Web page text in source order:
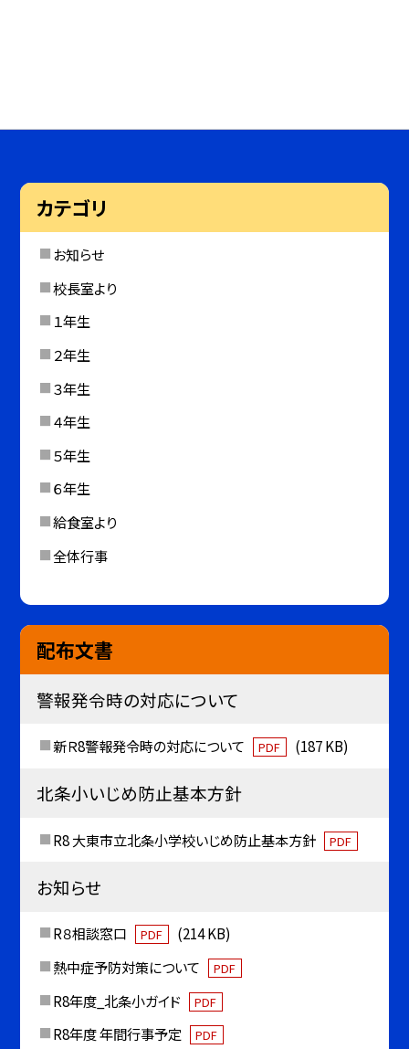
カテゴリ
お知らせ
校長室より
１年生
２年生
３年生
４年生
５年生
６年生
給食室より
全体行事
配布文書
警報発令時の対応について
新Ｒ8警報発令時の対応について PDF (187 KB)
北条小いじめ防止基本方針
R8 大東市立北条小学校いじめ防止基本方針 PDF
お知らせ
R８相談窓口 PDF
(214 KB)
熱中症予防対策について
PDF
R8年度_北条小ガイド PDF
R8年度 年間行事予定 PDF